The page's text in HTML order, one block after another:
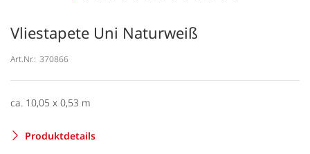
Vliestapete Uni Naturweiß
Art.Nr.: 370866
ca. 10,05 x 0,53 m
Produktdetails